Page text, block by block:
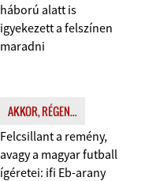
háború alatt is
igyekezett a felszínen
maradni
AKKOR, RÉGEN...
Felcsillant a remény,
avagy a magyar futball
ígéretei: ifi Eb-arany